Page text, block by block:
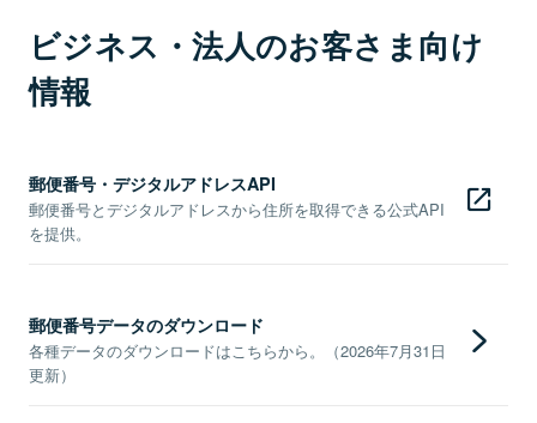
ビジネス・法人のお客さま向け
情報
郵便番号・デジタルアドレスAPI
郵便番号とデジタルアドレスから住所を取得できる公式API
を提供。
郵便番号データのダウンロード
各種データのダウンロードはこちらから。（2026年7月31日
更新）